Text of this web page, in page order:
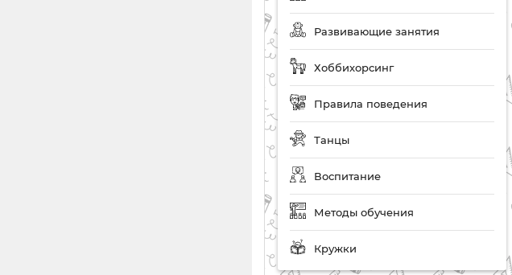
Развивающие занятия
Хоббихорсинг
Правила поведения
Танцы
Воспитание
Методы обучения
Кружки